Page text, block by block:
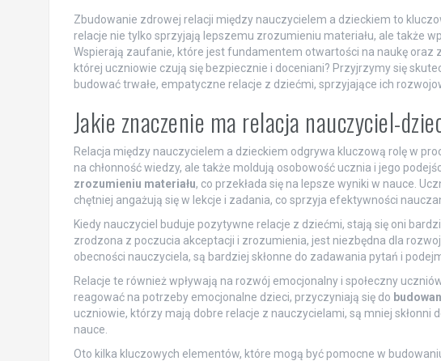
Zbudowanie zdrowej relacji między nauczycielem a dzieckiem to
relacje nie tylko sprzyjają lepszemu zrozumieniu materiału, ale także
Wspierają zaufanie, które jest fundamentem otwartości na naukę
której uczniowie czują się bezpiecznie i doceniani? Przyjrzymy się
budować trwałe, empatyczne relacje z dziećmi, sprzyjające ich
Jakie znaczenie ma relacja nauczyciel-
Relacja między nauczycielem a dzieckiem odgrywa kluczową rolę w
na chłonność wiedzy, ale także moldują osobowość ucznia i jego
zrozumieniu materiału, co przekłada się na lepsze wyniki w nauce.
chętniej angażują się w lekcje i zadania, co sprzyja efektywności
Kiedy nauczyciel buduje pozytywne relacje z dziećmi, stają się oni
zrodzona z poczucia akceptacji i zrozumienia, jest niezbędna dla
obecności nauczyciela, są bardziej skłonne do zadawania pytań i
Relacje te również wpływają na rozwój emocjonalny i społeczny
reagować na potrzeby emocjonalne dzieci, przyczyniają się do
uczniowie, którzy mają dobre relacje z nauczycielami, są mniej
nauce.
Oto kilka kluczowych elementów, które mogą być pomocne w